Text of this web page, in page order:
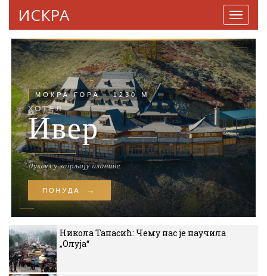
ИСКРА
Никола Танасић: Чему нас је научила
„Олуја“